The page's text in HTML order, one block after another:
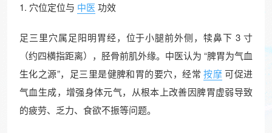
1. 穴位定位与 中医 功效​
足三里穴属足阳明胃经，位于小腿前外侧，犊鼻下 3 寸
（约四横指距离），胫骨前肌外缘。中医认为 “脾胃为气血
生化之源”，足三里是健脾和胃的要穴，经常 按摩可促进
气血生成，增强身体元气，从根本上改善因脾胃虚弱导致
的疲劳、乏力、食欲不振等问题。​